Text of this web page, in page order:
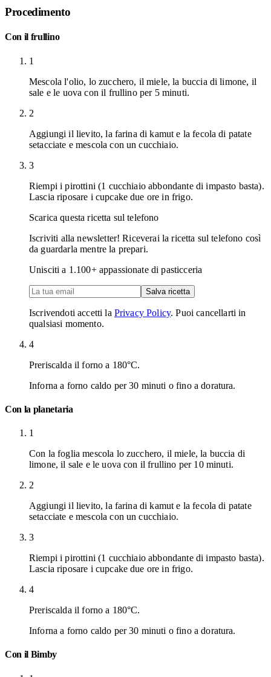
Procedimento
Con il frullino
1
Mescola l'olio, lo zucchero, il miele, la buccia di limone, il
sale e le uova con il frullino per 5 minuti.
2
Aggiungi il lievito, la farina di kamut e la fecola di patate
setacciate e mescola con un cucchiaio.
3
Riempi i pirottini (1 cucchiaio abbondante di impasto basta).
Lascia riposare i cupcake due ore in frigo.
Scarica questa ricetta sul telefono
Iscriviti alla newsletter! Riceverai la ricetta sul telefono così
da guardarla mentre la prepari.
Unisciti a 1.100+ appassionate di pasticceria
Salva ricetta
Iscrivendoti accetti la Privacy Policy. Puoi cancellarti in
qualsiasi momento.
4
Preriscalda il forno a 180°C.
Inforna a forno caldo per 30 minuti o fino a doratura.
Con la planetaria
1
Con la foglia mescola lo zucchero, il miele, la buccia di
limone, il sale e le uova con il frullino per 10 minuti.
2
Aggiungi il lievito, la farina di kamut e la fecola di patate
setacciate e mescola con un cucchiaio.
3
Riempi i pirottini (1 cucchiaio abbondante di impasto basta).
Lascia riposare i cupcake due ore in frigo.
4
Preriscalda il forno a 180°C.
Inforna a forno caldo per 30 minuti o fino a doratura.
Con il Bimby